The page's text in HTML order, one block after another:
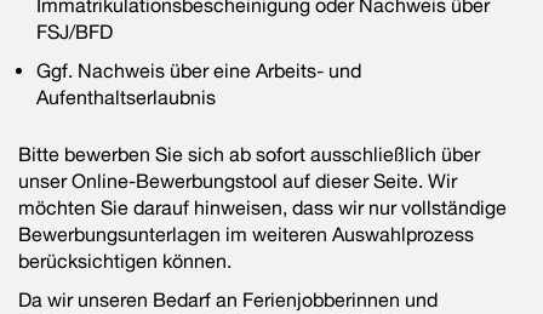
Immatrikulationsbescheinigung oder Nachweis über
FSJ/BFD
Ggf. Nachweis über eine Arbeits- und
Aufenthaltserlaubnis
Bitte bewerben Sie sich ab sofort ausschließlich über
unser Online-Bewerbungstool auf dieser Seite. Wir
möchten Sie darauf hinweisen, dass wir nur vollständige
Bewerbungsunterlagen im weiteren Auswahlprozess
berücksichtigen können.
Da wir unseren Bedarf an Ferienjobberinnen und